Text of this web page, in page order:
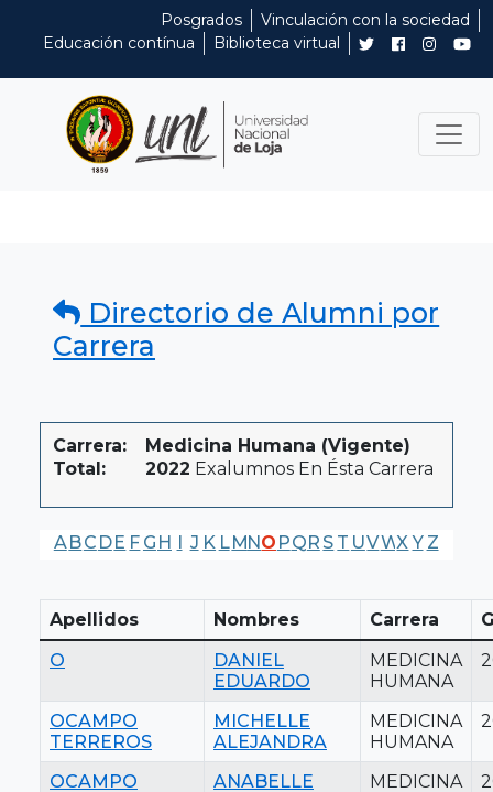
Posgrados
Vinculación con la sociedad
Educación contínua
Biblioteca virtual
Directorio de Alumni por
Carrera
Carrera:
Medicina Humana (Vigente)
Total:
2022 Exalumnos En Ésta Carrera
A BC DE F G H I J K LMNO PQR S T UVWX Y Z
Apellidos Nombres Carrera
O
DANIEL
EDUARDO
MEDICINA
HUMANA
OCAMPO
TERREROS
MICHELLE
ALEJANDRA
MEDICINA
HUMANA
OCAMPO
ANABELLE
MEDICINA